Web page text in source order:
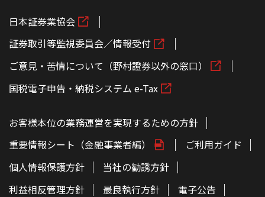
日本証券業協会
証券取引等監視委員会／情報受付
ご意見・苦情について（野村證券以外の窓口）
国税電子申告・納税システム e-Tax
お客様本位の業務運営を実現するための方針
重要情報シート（金融事業者編）
ご利用ガイド
個人情報保護方針
当社の勧誘方針
利益相反管理方針
最良執行方針
電子公告